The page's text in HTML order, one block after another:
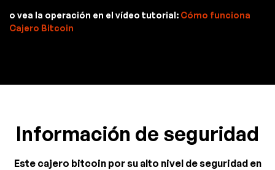
o vea la operación en el vídeo tutorial: Cómo funciona
Cajero Bitcoin
Información de seguridad
Este cajero bitcoin por su alto nivel de seguridad en